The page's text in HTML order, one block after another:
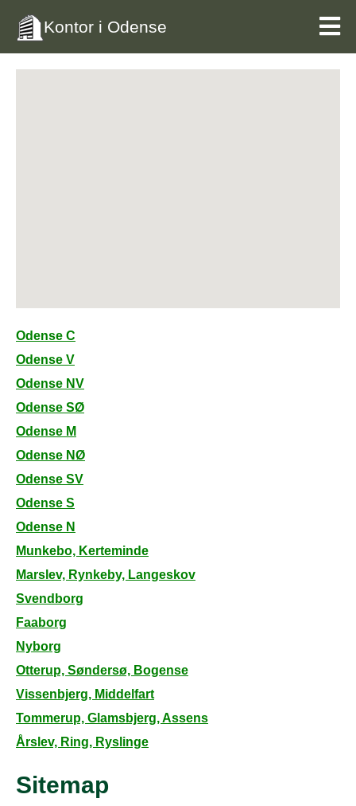
Kontor i Odense
Odense C
Odense V
Odense NV
Odense SØ
Odense M
Odense NØ
Odense SV
Odense S
Odense N
Munkebo, Kerteminde
Marslev, Rynkeby, Langeskov
Svendborg
Faaborg
Nyborg
Otterup, Søndersø, Bogense
Vissenbjerg, Middelfart
Tommerup, Glamsbjerg, Assens
Årslev, Ring, Ryslinge
Sitemap